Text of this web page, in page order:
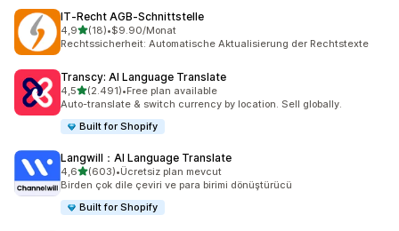
IT‑Recht AGB‑Schnittstelle
4,95 yıldız üzerinden
(18)
toplam 18 değerlendirme
•$9.90/Monat
Rechtssicherheit: Automatische Aktualisierung der Rechtstexte
Transcy: AI Language Translate
4,55 yıldız üzerinden
(2.491)
toplam 2491 değerlendirme
•Free plan available
Auto-translate & switch currency by location. Sell globally.
Built for Shopify
Langwill：AI Language Translate
4,65 yıldız üzerinden
(603)
toplam 603 değerlendirme
•Ücretsiz plan mevcut
Birden çok dile çeviri ve para birimi dönüştürücü
Built for Shopify